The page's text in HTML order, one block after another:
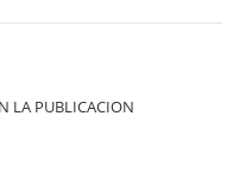
LA PUBLICACION